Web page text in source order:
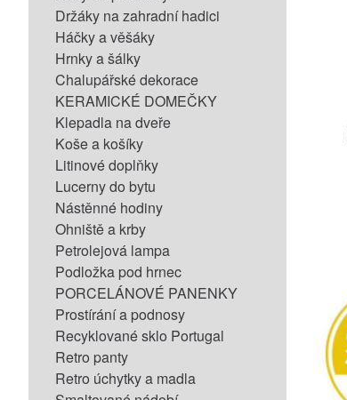
Držáky na zahradní hadici
Háčky a věšáky
Hrnky a šálky
Chalupářské dekorace
KERAMICKÉ DOMEČKY
Klepadla na dveře
Koše a košíky
Litinové doplňky
Lucerny do bytu
Nástěnné hodiny
Ohniště a krby
Petrolejová lampa
Podložka pod hrnec
PORCELÁNOVÉ PANENKY
Prostírání a podnosy
Recyklované sklo Portugal
Retro panty
Retro úchytky a madla